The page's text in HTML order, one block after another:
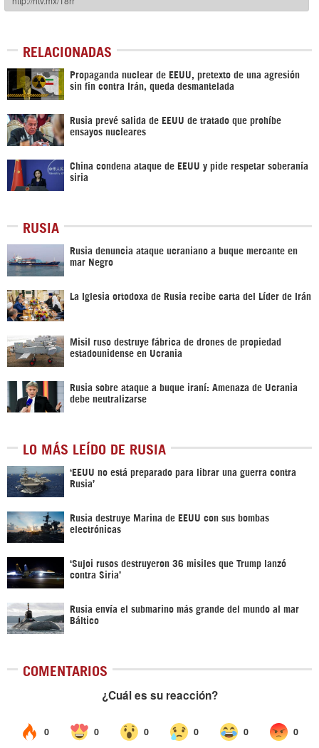
RELACIONADAS
Propaganda nuclear de EEUU, pretexto de una agresión
sin fin contra Irán, queda desmantelada
Rusia prevé salida de EEUU de tratado que prohíbe
ensayos nucleares
China condena ataque de EEUU y pide respetar soberanía
siria
RUSIA
Rusia denuncia ataque ucraniano a buque mercante en
mar Negro
La Iglesia ortodoxa de Rusia recibe carta del Líder de Irán
Misil ruso destruye fábrica de drones de propiedad
estadounidense en Ucrania
Rusia sobre ataque a buque iraní: Amenaza de Ucrania
debe neutralizarse
LO MÁS LEÍDO DE RUSIA
‘EEUU no está preparado para librar una guerra contra
Rusia’
Rusia destruye Marina de EEUU con sus bombas
electrónicas
‘Sujoi rusos destruyeron 36 misiles que Trump lanzó
contra Siria’
Rusia envía el submarino más grande del mundo al mar
Báltico
COMENTARIOS